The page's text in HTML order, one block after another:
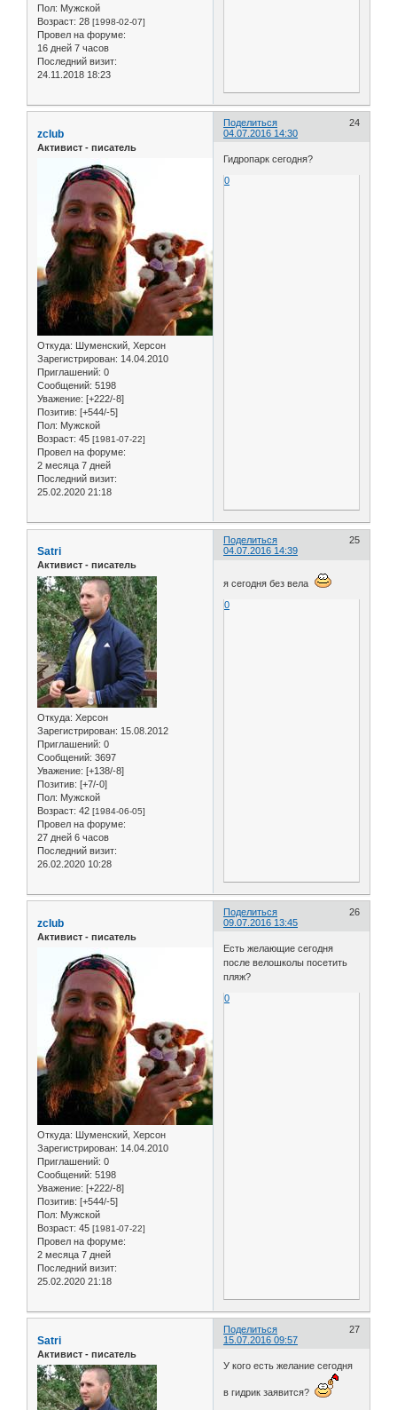
Пол: Мужской
Возраст: 28 [1998-02-07]
Провел на форуме:
16 дней 7 часов
Последний визит:
24.11.2018 18:23
Поделиться
24
04.07.2016 14:30
zclub
Активист - писатель
Откуда: Шуменский, Херсон
Зарегистрирован: 14.04.2010
Приглашений: 0
Сообщений: 5198
Уважение: [+222/-8]
Позитив: [+544/-5]
Пол: Мужской
Возраст: 45 [1981-07-22]
Провел на форуме:
2 месяца 7 дней
Последний визит:
25.02.2020 21:18
Гидропарк сегодня?
0
Поделиться
25
04.07.2016 14:39
Satri
Активист - писатель
Откуда: Херсон
Зарегистрирован: 15.08.2012
Приглашений: 0
Сообщений: 3697
Уважение: [+138/-8]
Позитив: [+7/-0]
Пол: Мужской
Возраст: 42 [1984-06-05]
Провел на форуме:
27 дней 6 часов
Последний визит:
26.02.2020 10:28
я сегодня без вела
0
Поделиться
26
09.07.2016 13:45
zclub
Активист - писатель
Откуда: Шуменский, Херсон
Зарегистрирован: 14.04.2010
Приглашений: 0
Сообщений: 5198
Уважение: [+222/-8]
Позитив: [+544/-5]
Пол: Мужской
Возраст: 45 [1981-07-22]
Провел на форуме:
2 месяца 7 дней
Последний визит:
25.02.2020 21:18
Есть желающие сегодня
после велошколы посетить
пляж?
0
Поделиться
27
15.07.2016 09:57
Satri
Активист - писатель
У кого есть желание сегодня
в гидрик заявится?